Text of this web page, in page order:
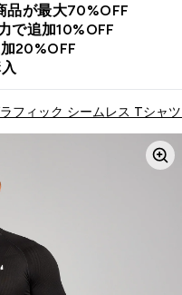
品が最大70%OFF
で追加10%OFF
20%OFF
フィック シームレス Tシャ